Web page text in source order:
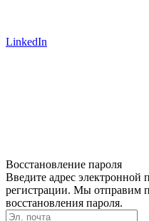
LinkedIn
Восстановление пароля
Введите адрес
регистрации. Мы отправим
восстановления пароля.